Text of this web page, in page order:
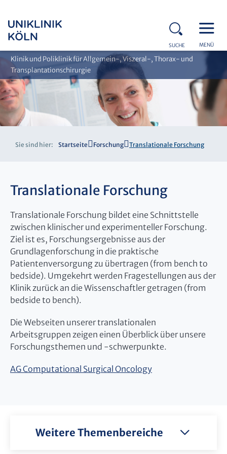
SUCHE MENÜ
Klinik und Poliklinik für Allgemein-, Viszeral-, Thorax- und
Transplantationschirurgie
Sie sind hier: Startseite Forschung Translationale Forschung
Translationale Forschung
Translationale Forschung bildet eine Schnittstelle
zwischen klinischer und experimenteller Forschung.
Ziel ist es, Forschungsergebnisse aus der
Grundlagenforschung in die praktische
Patientenversorgung zu übertragen (from bench to
bedside). Umgekehrt werden Fragestellungen aus der
Klinik zurück an die Wissenschaftler getragen (from
bedside to bench).
Die Webseiten unserer translationalen
Arbeitsgruppen zeigen einen Überblick über unsere
Forschungsthemen und -schwerpunkte.
AG Computational Surgical Oncology
Weitere Themenbereiche